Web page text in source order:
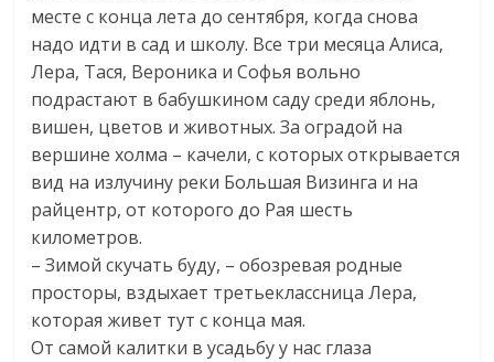
месте с конца лета до сентября, когда снова
надо идти в сад и школу. Все три месяца Алиса,
Лера, Тася, Вероника и Софья вольно
подрастают в бабушкином саду среди яблонь,
вишен, цветов и животных. За оградой на
вершине холма – качели, с которых открывается
вид на излучину реки Большая Визинга и на
райцентр, от которого до Рая шесть
километров.
– Зимой скучать буду, – обозревая родные
просторы, вздыхает третьеклассница Лера,
которая живет тут с конца мая.
От самой калитки в усадьбу у нас глаза